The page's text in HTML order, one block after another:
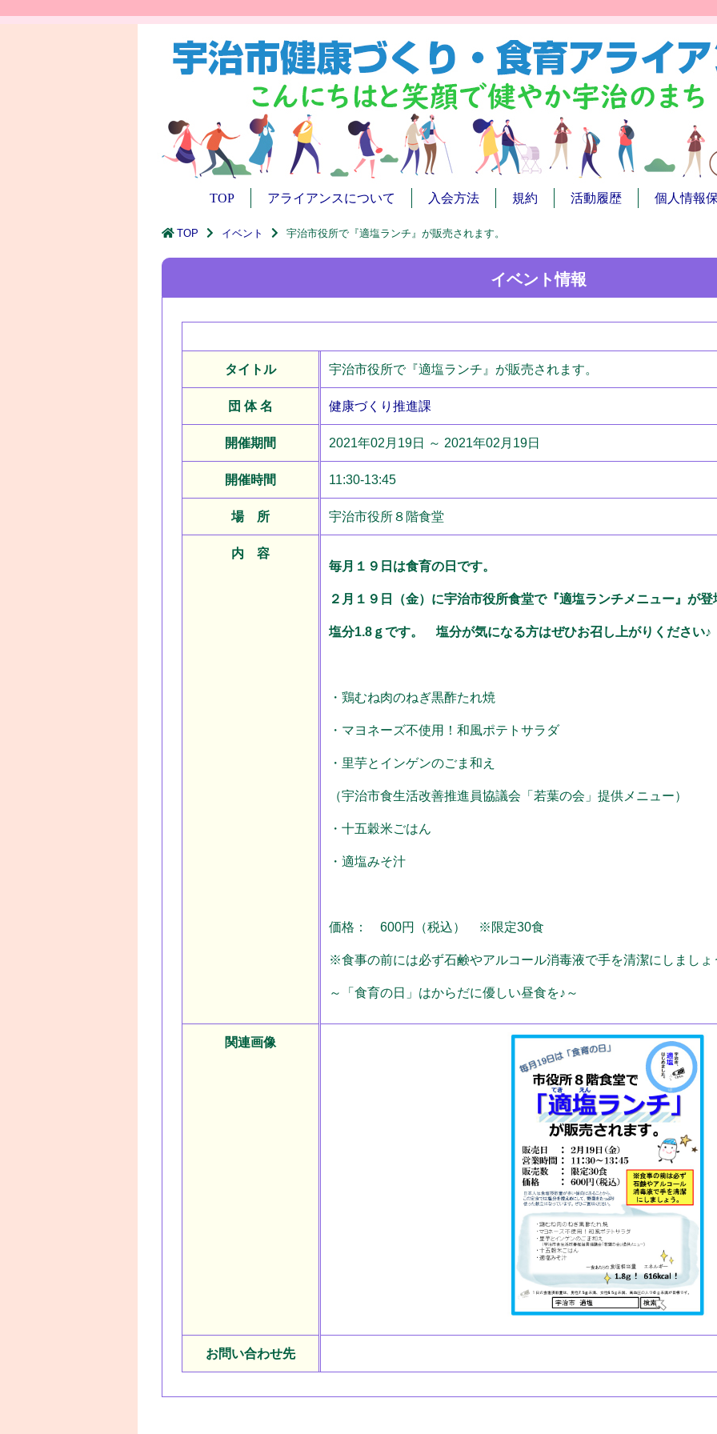
TOP アライアンスについて 入会方法 規約 活動履歴 個人情報
TOP イベント 宇治市役所で『適塩ランチ』が販売されます。
イベント情報
タイトル 宇治市役所で『適塩ランチ』が販売されます。
団 体 名 健康づくり推進課
開催期間 2021年02月19日 ～ 2021年02月19日
開催時間 11:30-13:45
場 所 宇治市役所８階食堂
内 容
毎月１９日は食育の日です。
２月１９日（金）に宇治市役所食堂で『適塩ランチメニュー』が
塩分1.8ｇです。 塩分が気になる方はぜひお召し上がりください♪
・鶏むね肉のねぎ黒酢たれ焼
・マヨネーズ不使用！和風ポテトサラダ
・里芋とインゲンのごま和え
（宇治市食生活改善推進員協議会「若葉の会」提供メニュー）
・十五穀米ごはん
・適塩みそ汁
価格： 600円（税込） ※限定30食
※食事の前には必ず石鹸やアルコール消毒液で手を清潔にしましょ
～「食育の日」はからだに優しい昼食を♪～
関連画像
お問い合わせ先